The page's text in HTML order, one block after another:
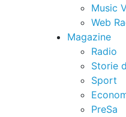
Music
Web
Magazine
Radio
Storie
Sport
PreSa